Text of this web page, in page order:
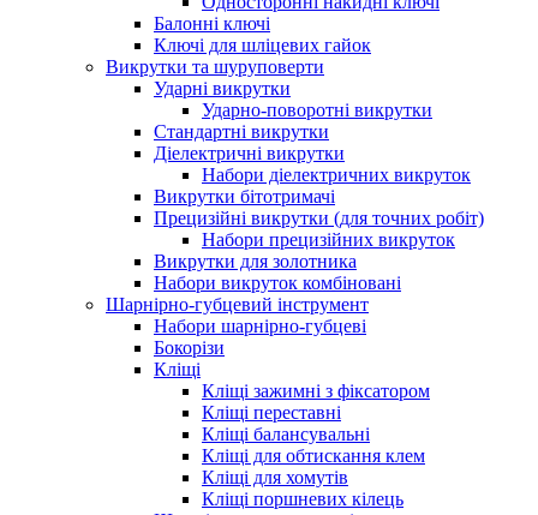
Балонні ключі
Ключі для шліцевих гайок
Викрутки та шуруповерти
Ударні викрутки
Ударно-поворотні викрутки
Стандартні викрутки
Діелектричні викрутки
Набори діелектричних викруток
Викрутки бітотримачі
Прецизійні викрутки (для точних робіт)
Набори прецизійних викруток
Викрутки для золотника
Набори викруток комбіновані
Шарнірно-губцевий інструмент
Набори шарнірно-губцеві
Бокорізи
Кліщі
Кліщі зажимні з фіксатором
Кліщі переставні
Кліщі балансувальні
Кліщі для обтискання клем
Кліщі для хомутів
Кліщі поршневих кілець